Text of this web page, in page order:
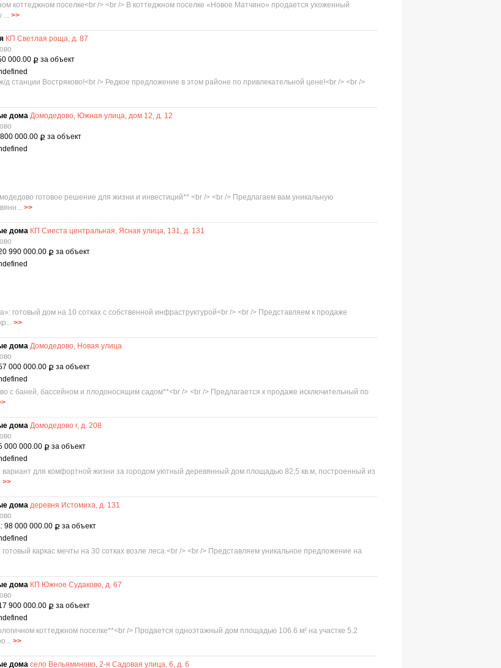
коттеджном поселке<br /> <br /> В коттеджном поселке «Новое Матчино» продается ухоженный
... >>
КП Светлая роща, д. 87
000.00 Р за объект
д станции Востряково!<br /> Редкое предложение в этом районе по привлекательной цене!<br /> <br />
дома Домодедово, Южная улица, дом 12, д. 12
000.00 Р за объект
готовое решение для жизни и инвестиций** <br /> <br /> Предлагаем вам уникальную
>>
дома КП Сиеста центральная, Ясная улица, 131, д. 131
990 000.00 Р за объект
готовый дом на 10 сотках с собственной инфраструктурой<br /> <br /> Представляем к продаже
>>
дома Домодедово, Новая улица
000 000.00 Р за объект
с баней, бассейном и плодоносящим садом**<br /> <br /> Предлагается к продаже исключительный по
дома Домодедово г, д. 208
000 000.00 Р за объект
для комфортной жизни за городом уютный деревянный дом площадью 82,5 кв.м, построенный из
>>
дома деревня Истомиха, д. 131
98 000 000.00 Р за объект
каркас мечты на 30 сотках возле леса.<br /> <br /> Представляем уникальное предложение на
дома КП Южное Судаково, д. 67
900 000.00 Р за объект
коттеджном поселке**<br /> Продается одноэтажный дом площадью 106.6 м² на участке 5.2
>>
дома село Вельяминово, 2-я Садовая улица, 6, д. 6